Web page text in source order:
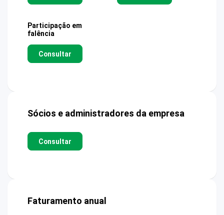
Participação em
falência
Consultar
Sócios e administradores da empresa
Consultar
Faturamento anual